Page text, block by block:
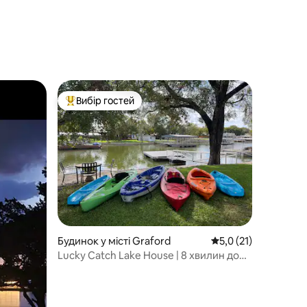
Топ вибір гостей
Вибір гостей
Будинок у місті Graford Середня оцінка: 5,0
5,0 (21)
Lucky Catch Lake House | 8 хвилин до